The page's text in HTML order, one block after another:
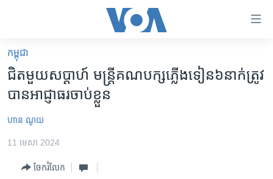
គេហទំព័រ​
ទាក់ទង
និង​
ទំព័រ​
កម្ពុជា
អន្តរជាតិ
កម្ពុជាច្នៃប្រតិដ្ឋ
កម្ពុជា
ជិត​មួយ​សប្តាហ៍​ មន្ត្រី​​គណបក្ស​ភ្លើង​ទៀន​៦នាក់​ត្រូវ​
បាន​អាជ្ញាធរ​ចាប់​ខ្លួន
ហាន ណូយ
11 មេសា 2024
ចែករំលែក